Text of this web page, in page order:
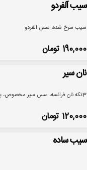
سیب آلفردو
سیب سرخ شده، سس الفردو
190,000 تومان
نان سیر
3تکه نان فرانسه، سس سیر مخصوص، پنیر ترکیبی
120,000 تومان
سیب ساده